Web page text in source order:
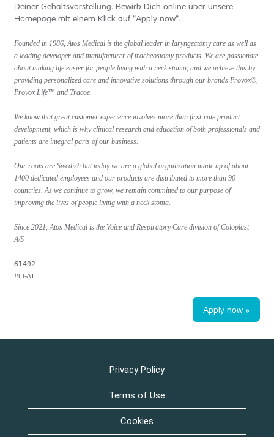
Deiner Gehaltsvorstellung. Bewirb Dich online über unsere
Homepage mit einem Klick auf "Apply now".
Founded in 1986, Atos Medical is the global leader in laryngectomy care as well as
a leading developer and manufacturer of tracheostomy products. We are passionate
about making life easier for people living with a neck stoma, and we achieve this by
providing personalized care and innovative solutions through our brands Provox®,
Provox Life™ and Tracoe.
We know that great customer experience involves more than first-rate product
development, which is why clinical research and education of both professionals and
patients are integral parts of our business.
Our roots are Swedish but today we are a global organization made up of about
1400 dedicated employees and our products are distributed to more than 90
countries. As we continue to grow, we remain committed to our purpose of
improving the lives of people living with a neck stoma.
Since 2021, Atos Medical is the Voice and Respiratory Care division of Coloplast
A/S
61492
#LI-AT
Apply now »
Privacy Policy
Terms of Use
Cookies